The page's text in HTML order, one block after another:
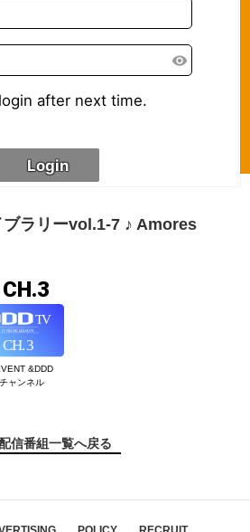
ラリーvol.1-7 ♪ Amores
CH.3
&DDD
ャンネル
信番組一覧へ戻る